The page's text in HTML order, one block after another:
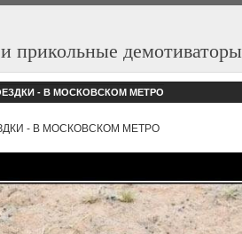
демотиваторы
- В МОСКОВСКОМ МЕТРО
- В МОСКОВСКОМ МЕТРО